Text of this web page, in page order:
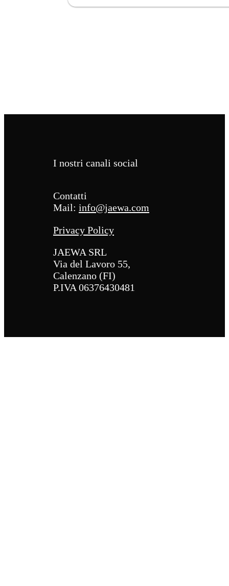
I nostri canali social
Contatti
Mail: info@jaewa.com
Privacy Policy
JAEWA SRL
Via del Lavoro 55,
Calenzano (FI)
P.IVA 06376430481